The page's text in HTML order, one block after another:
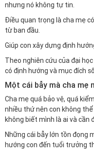
nhưng nó không tự tin.
Điều quan trọng là cha mẹ
từ ban đầu.
Giúp con xây dựng định
Theo nghiên cứu của đại
có định hướng và mục đích
Một cái bẫy mà cha mẹ
Cha mẹ quá bảo vệ, quá
nhiều thứ nên con không
không biết mình là ai và cần
Những cái bẫy lớn tồn đọng
hướng con đến tuổi trưởng